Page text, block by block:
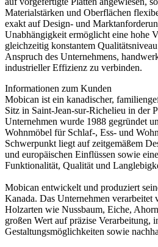
Materialstärken und Oberflächen
exakt auf Design- und
Unabhängigkeit ermöglicht eine hohe
gleichzeitig konstantem
Anspruch des Unternehmens,
industrieller Effizienz zu verbinden.
Informationen zum Kunden
Mobican ist ein kanadischer,
Sitz in Saint-Jean-sur-Richelieu in der
Unternehmen wurde 1988 gegründet
Wohnmöbel für Schlaf-, Ess- und
Schwerpunkt liegt auf zeitgemäßem
und europäischen Einflüssen sowie
Funktionalität, Qualität und
Mobican entwickelt und produziert
Kanada. Das Unternehmen verarbeitet
Holzarten wie Nussbaum, Eiche,
großen Wert auf präzise Verarbeitung,
Gestaltungsmöglichkeiten sowie